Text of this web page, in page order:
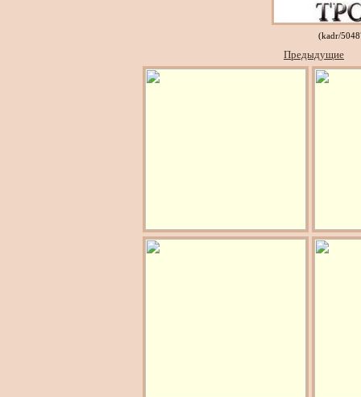
(kadr/
Предыдущие